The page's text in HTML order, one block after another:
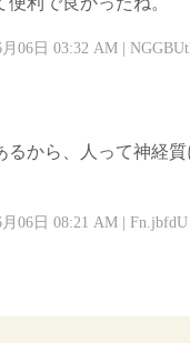
月06日 03:32 AM |
るから、人って神経
月06日 08:21 AM |